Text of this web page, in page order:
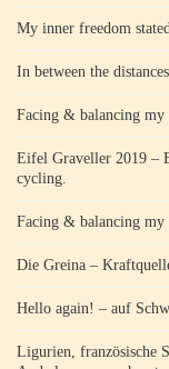
My inner freedom
In between the
Facing & balancing my
Eifel Graveller 2019 –
cycling.
Facing & balancing my
Die Greina –
Hello again! – auf
Ligurien, französische